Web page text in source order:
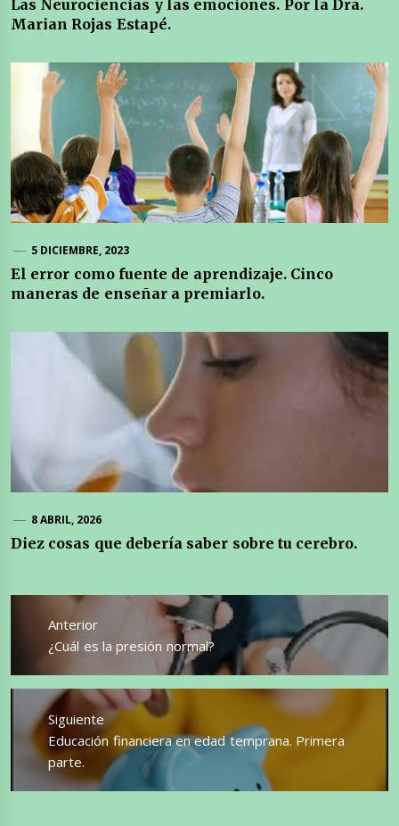
Las Neurociencias y las emociones. Por la Dra.
Marian Rojas Estapé.
5 DICIEMBRE, 2023
El error como fuente de aprendizaje. Cinco
maneras de enseñar a premiarlo.
8 ABRIL, 2026
Diez cosas que debería saber sobre tu cerebro.
Navegación
entradas
Anterior
Entrada
¿Cuál es la presión normal?
Siguiente
Entrada
siguiente:
Educación financiera en edad temprana. Primera
parte.